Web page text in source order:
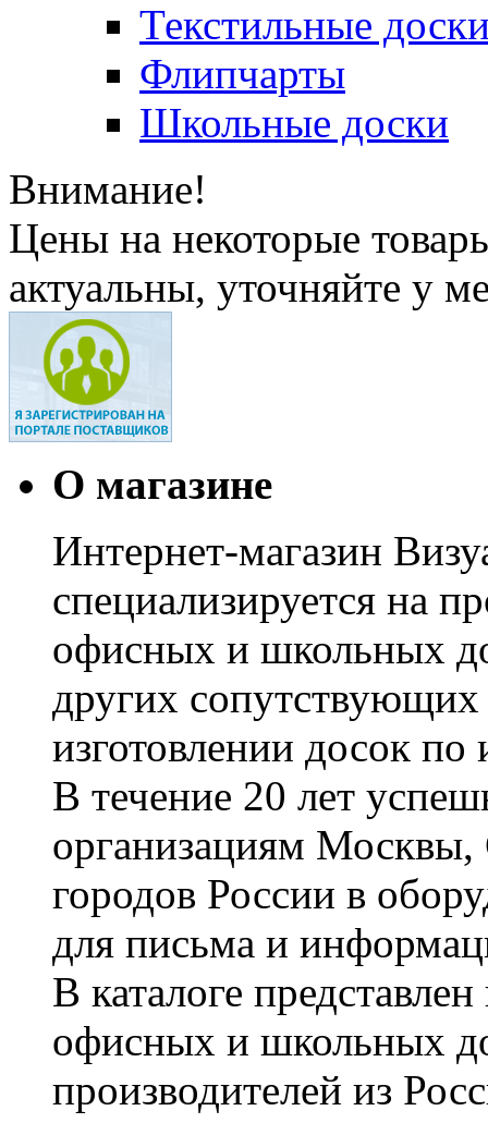
Текстильные
Флипчарты
Школьные доски
Внимание!
Цены на некоторые
актуальны, уточняйте у
О магазине
Интернет-магазин
специализируется на
офисных и школьных
других сопутствующих
изготовлении досок по
В течение 20 лет
организациям Москвы,
городов России в
для письма и
В каталоге
офисных и школьных
производителей из